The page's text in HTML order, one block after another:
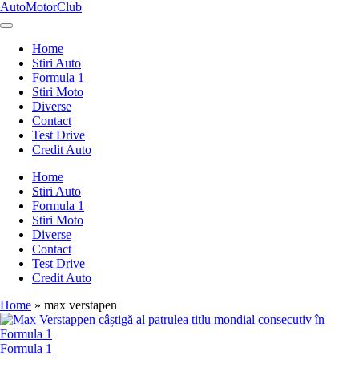
Skip
to
AutoMotorClub
Totul
masini
pasionatii
masini
Home
Stiri Auto
Formula 1
Stiri Moto
Diverse
Contact
Test Drive
Credit Auto
Home
Stiri Auto
Formula 1
Stiri Moto
Diverse
Contact
Test Drive
Credit Auto
Home » max verstapen
Posted
Formula 1